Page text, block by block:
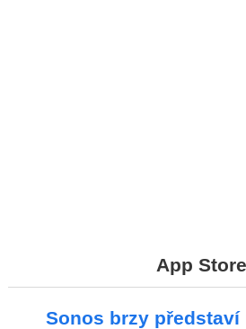
App Store
Sonos brzy představí